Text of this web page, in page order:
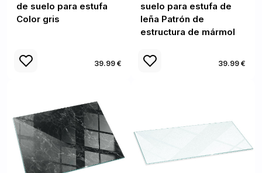
de suelo para estufa
Color gris
39.99 €
suelo para estufa de
leña Patrón de
estructura de mármol
39.99 €